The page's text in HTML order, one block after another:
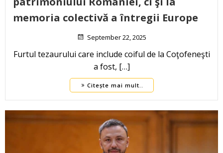
memoria colectivă a întregii Europe
September 22, 2025
Furtul tezaurului care include coiful de la Coţofeneşti
a fost, […]
Citește mai mult..